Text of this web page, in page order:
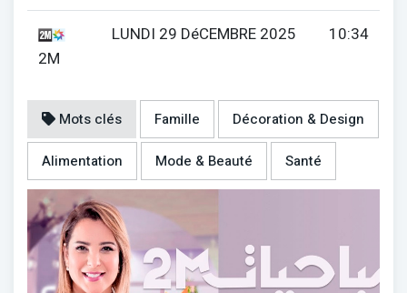
2M
LUNDI 29 DéCEMBRE 2025 10:34
Mots clés Famille Décoration & Design
Alimentation Mode & Beauté Santé